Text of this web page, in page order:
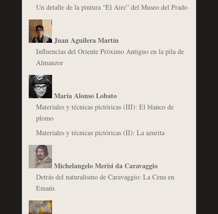
Un detalle de la pintura “El Aire” del Museo del Prado
Juan Aguilera Martín
Influencias del Oriente Próximo Antiguo en la pila de
Almanzor
María Alonso Lobato
Materiales y técnicas pictóricas (III): El blanco de
plomo
Materiales y técnicas pictóricas (II): La azurita
Michelangelo Merisi da Caravaggio
Detrás del naturalismo de Caravaggio: La Cena en
Emaús